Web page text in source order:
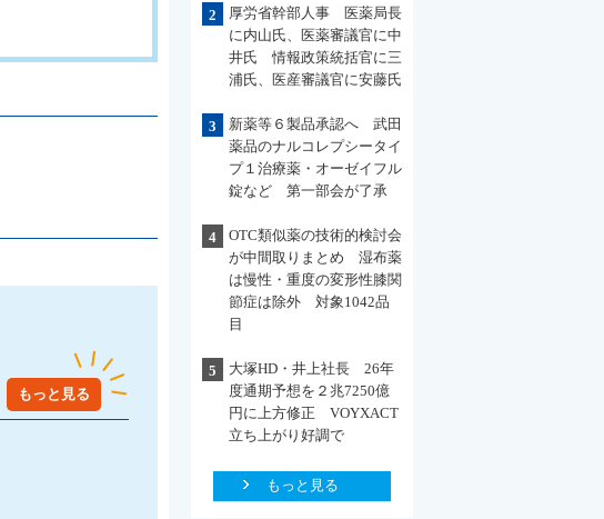
もっと見る
2
厚労省幹部人事 医薬局長
に内山氏、医薬審議官に中
井氏 情報政策統括官に三
浦氏、医産審議官に安藤氏
3
新薬等６製品承認へ 武田
薬品のナルコレプシータイ
プ１治療薬・オーゼイフル
錠など 第一部会が了承
4
OTC類似薬の技術的検討会
が中間取りまとめ 湿布薬
は慢性・重度の変形性膝関
節症は除外 対象1042品
目
5
大塚HD・井上社長 26年
度通期予想を２兆7250億
円に上方修正 VOYXACT
立ち上がり好調で
もっと見る